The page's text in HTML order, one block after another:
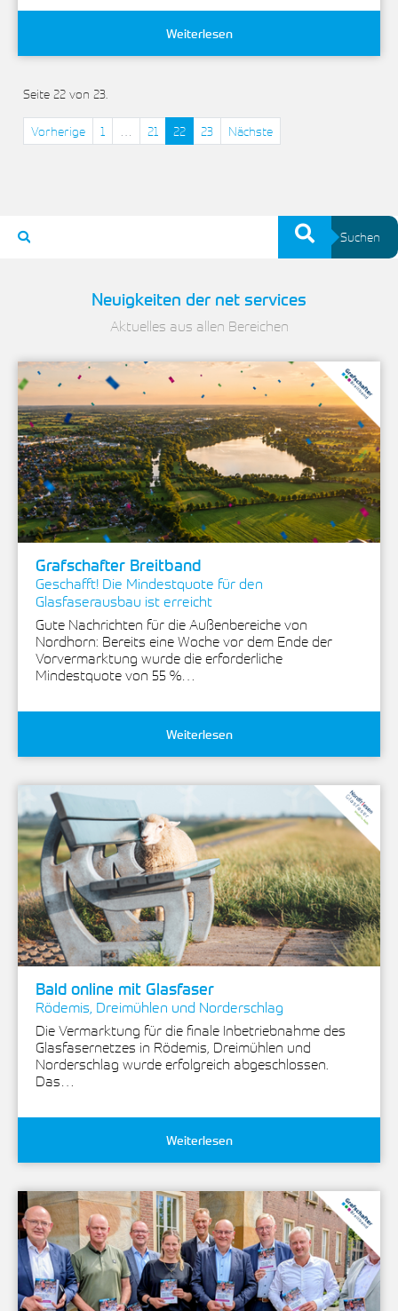
Weiterlesen
Seite 22 von 23.
Vorherige 1 … 21 22 23 Nächste
Suchen
Neuigkeiten der net services
Aktuelles aus allen Bereichen
Grafschafter Breitband
Geschafft! Die Mindestquote für den
Glasfaserausbau ist erreicht
Gute Nachrichten für die Außenbereiche von
Nordhorn: Bereits eine Woche vor dem Ende der
Vorvermarktung wurde die erforderliche
Mindestquote von 55 %…
Weiterlesen
Bald online mit Glasfaser
Rödemis, Dreimühlen und Norderschlag
Die Vermarktung für die finale Inbetriebnahme des
Glasfasernetzes in Rödemis, Dreimühlen und
Norderschlag wurde erfolgreich abgeschlossen.
Das…
Weiterlesen